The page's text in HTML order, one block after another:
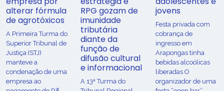
alterar fórmula
de agrotóxicos
​A Primeira Turma do
Superior Tribunal de
Justiça (STJ)
manteve a
condenação de uma
empresa ao
RPG gozam de
imunidade
tributária
diante da
função de
difusão cultural
e informacional
A 13ª Turma do
jovens
Festa privada com
cobrança de
ingresso em
Arapongas tinha
bebidas alcoólicas
liberadas O
organizador de uma